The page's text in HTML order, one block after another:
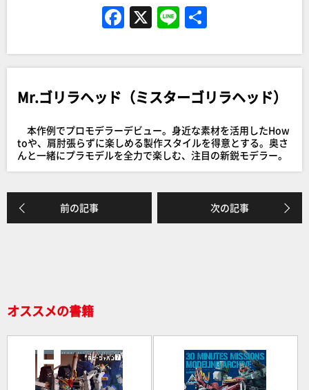
F
a
c
e
b
o
o
k
X Li
n
e
Mr.ゴリラヘッド（ミスターゴリラヘッド）
本作例でプロモデラーデビュー。身近な素材を活用したHow
toや、肩肘張らずに楽しめる製作スタイルを得意とする。奥さ
んと一緒にプラモデルを全力で楽しむ、注目の新鋭モデラー。
前の記事 次の記事
オススメの書籍